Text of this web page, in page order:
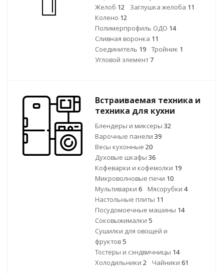
Желоб 12 Заглушка желоба 11
Колено 12
Полимерпрофиль ОДО 14
Сливная воронка 11
Соединитель 19 Тройник 1
Угловой элемент7
Встраиваемая техника и
техника для кухни
Блендеры и миксеры 32
Варочные панели 39
Весы кухонные 20
Духовые шкафы 36
Кофеварки и кофемолки 19
Микроволновые печи 10
Мультиварки 6 Мясорубки 4
Настольные плиты 11
Посудомоечные машины 14
Соковыжималки 5
Сушилки для овощей и
фруктов 5
Тостеры и сэндвичницы 14
Холодильники 2 Чайники 61